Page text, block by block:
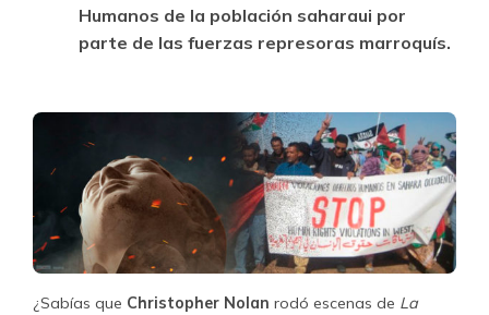
Humanos de la población saharaui por
parte de las fuerzas represoras marroquís.
¿Sabías que Christopher Nolan rodó escenas de La